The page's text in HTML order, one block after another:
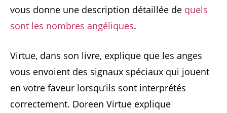
vous donne une description détaillée de quels
sont les nombres angéliques.
Virtue, dans son livre, explique que les anges
vous envoient des signaux spéciaux qui jouent
en votre faveur lorsqu’ils sont interprétés
correctement. Doreen Virtue explique